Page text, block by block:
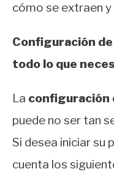
cómo se extraen
Configuración
todo lo que
La configuración
puede no ser tan
Si desea iniciar su
cuenta los